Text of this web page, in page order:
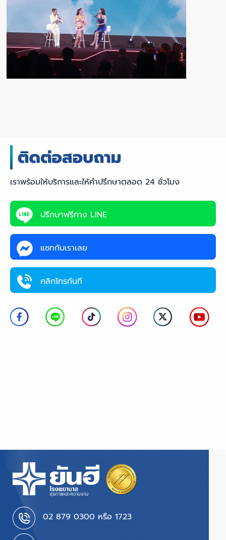
เราพร้อมให้บริการและให้คำปรึกษาตลอด 24 ชั่วโมง
ปรึกษาฟรีทาง LINE
แชทกับเราเลย
คลิกโทรทันที
02 879 0300 หรือ 1723